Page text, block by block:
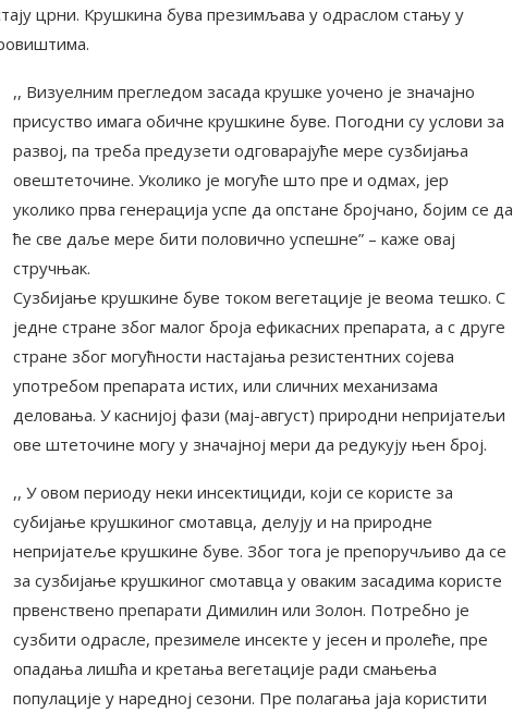
црни. Крушкина бува презимљава у одраслом стању у
,, Визуелним прегледом засада крушке уочено је значајно
присуство имага обичне крушкине буве. Погодни су услови за
развој, па треба предузети одговарајуће мере сузбијања
овештеточине. Уколико је могуће што пре и одмах, јер
уколико прва генерација успе да опстане бројчано, бојим се да
ће све даље мере бити половично успешне” – каже овај
стручњак.
Сузбијање крушкине буве током вегетације је веома тешко. С
једне стране због малог броја ефикасних препарата, а с друге
стране због могућности настајања резистентних сојева
употребом препарата истих, или сличних механизама
деловања. У каснијој фази (мај-август) природни непријатељи
ове штеточине могу у значајној мери да редукују њен број.
,, У овом периоду неки инсектициди, који се користе за
субијање крушкиног смотавца, делују и на природне
непријатеље крушкине буве. Због тога је препоручљиво да се
за сузбијање крушкиног смотавца у оваким засадима користе
првенствено препарати Димилин или Золон. Потребно је
сузбити одрасле, презимеле инсекте у јесен и пролеће, пре
опадања лишћа и кретања вегетације ради смањења
популације у наредној сезони. Пре полагања јаја користити